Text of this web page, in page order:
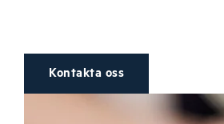
Kontakta oss